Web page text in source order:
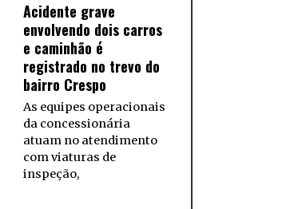
Acidente grave
envolvendo dois carros
e caminhão é
registrado no trevo do
bairro Crespo
As equipes operacionais
da concessionária
atuam no atendimento
com viaturas de
inspeção,